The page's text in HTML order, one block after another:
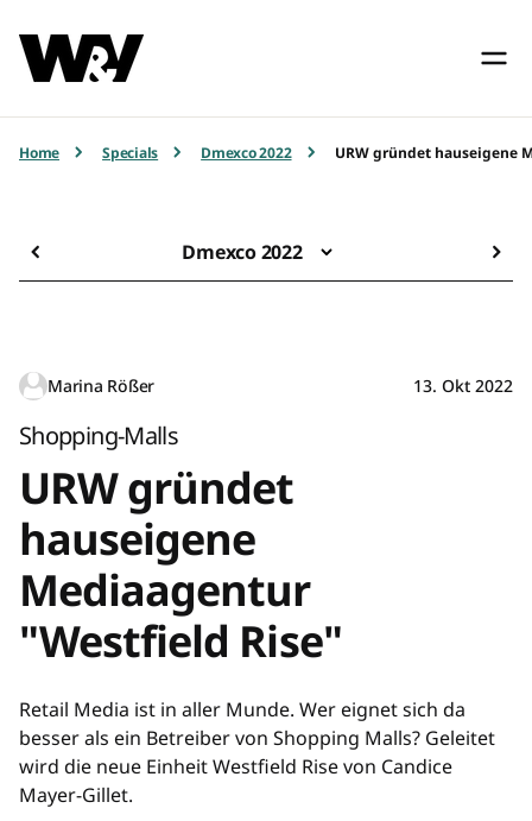
Home Specials Dmexco 2022 URW gründet hauseigene
Dmexco 2022
Marina Rößer 13. Okt 2022
Shopping-Malls
URW gründet
hauseigene
Mediaagentur
"Westfield Rise"
Retail Media ist in aller Munde. Wer eignet sich da
besser als ein Betreiber von Shopping Malls? Geleitet
wird die neue Einheit Westfield Rise von Candice
Mayer-Gillet.